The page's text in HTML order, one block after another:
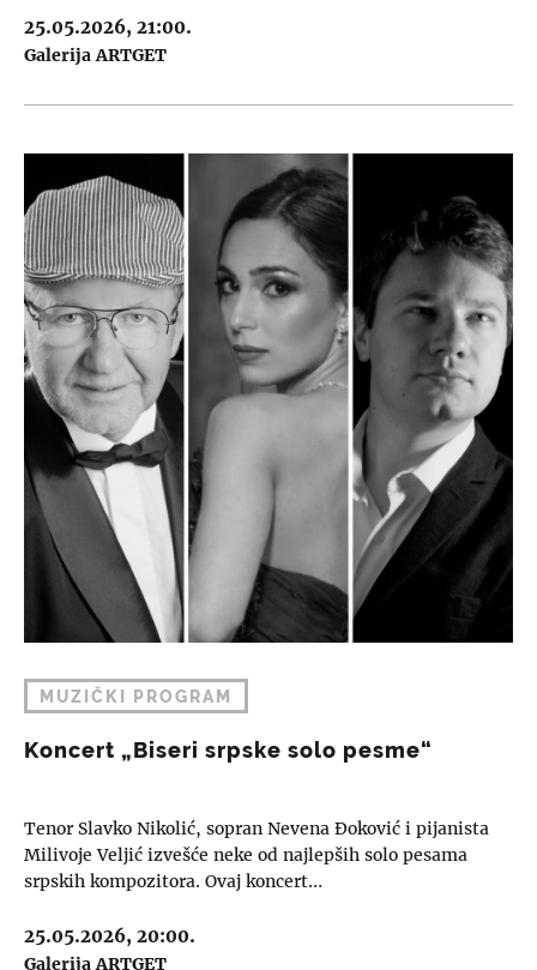
25.05.2026, 21:00.
Galerija ARTGET
MUZIČKI PROGRAM
Koncert „Biseri srpske solo pesme“
Tenor Slavko Nikolić, sopran Nevena Đoković i pijanista
Milivoje Veljić izvešće neke od najlepših solo pesama
srpskih kompozitora. Ovaj koncert…
25.05.2026, 20:00.
Galerija ARTGET